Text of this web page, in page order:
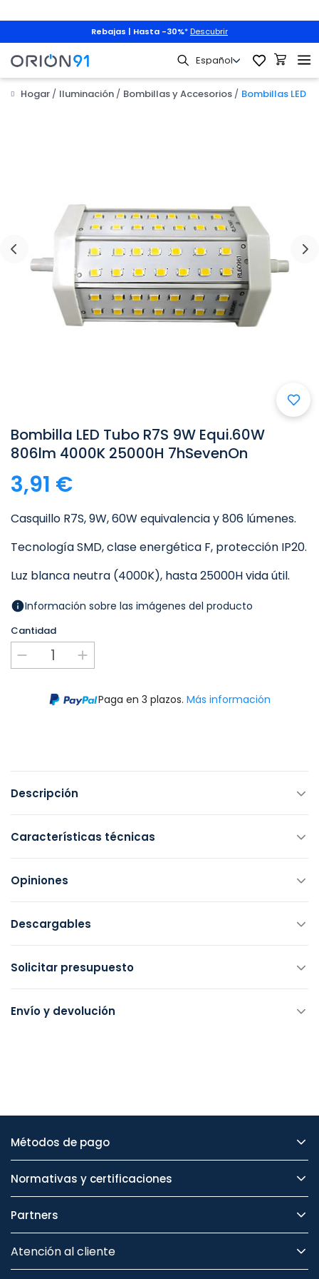
Rebajas | Hasta -30%* Descubrir
Hogar Iluminación Bombillas y Accesorios Bombillas LED
Bombilla LED Tubo R7S 9W Equi.60W
806lm 4000K 25000H 7hSevenOn
3,91 €
Casquillo R7S, 9W, 60W equivalencia y 806 lúmenes.
Tecnología SMD, clase energética F, protección IP20.
Luz blanca neutra (4000K), hasta 25000H vida útil.
Información sobre las imágenes del producto
Cantidad
Paga en 3 plazos. Más información
Descripción
Características técnicas
Opiniones
Descargables
Solicitar presupuesto
Envío y devolución
Métodos de pago
Normativas y certificaciones
Partners
Atención al cliente